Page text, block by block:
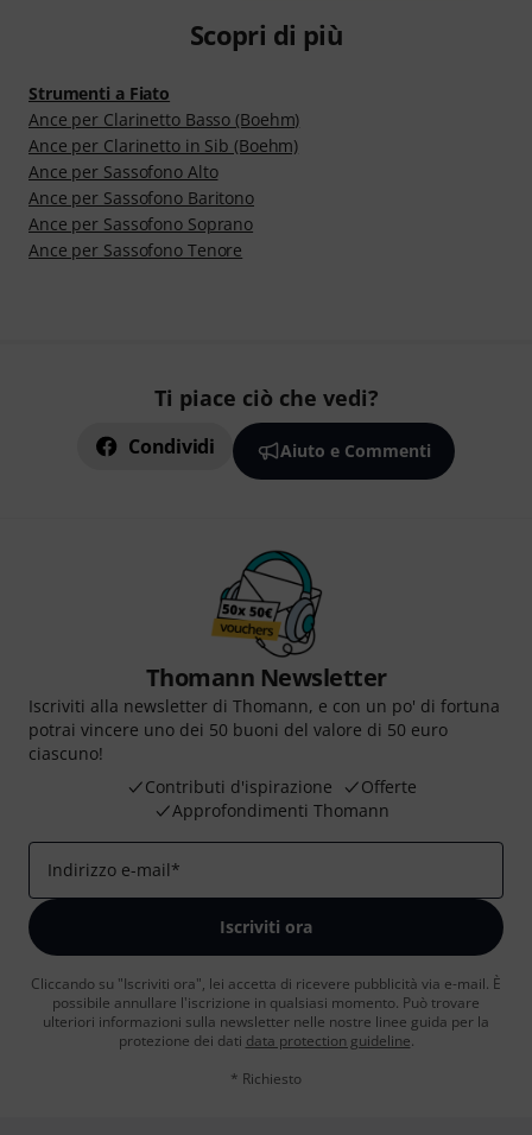
Scopri di più
Strumenti a Fiato
Ance per Clarinetto Basso (Boehm)
Ance per Clarinetto in Sib (Boehm)
Ance per Sassofono Alto
Ance per Sassofono Baritono
Ance per Sassofono Soprano
Ance per Sassofono Tenore
Ti piace ciò che vedi?
Condividi Aiuto e Commenti
Thomann Newsletter
Iscriviti alla newsletter di Thomann, e con un po' di fortuna
potrai vincere uno dei 50 buoni del valore di 50 euro
ciascuno!
Contributi d'ispirazione
Offerte
Approfondimenti Thomann
Indirizzo e-mail*
Iscriviti ora
Cliccando su "Iscriviti ora", lei accetta di ricevere pubblicità via e-mail. È
possibile annullare l'iscrizione in qualsiasi momento. Può trovare
ulteriori informazioni sulla newsletter nelle nostre linee guida per la
protezione dei dati data protection guideline.
* Richiesto